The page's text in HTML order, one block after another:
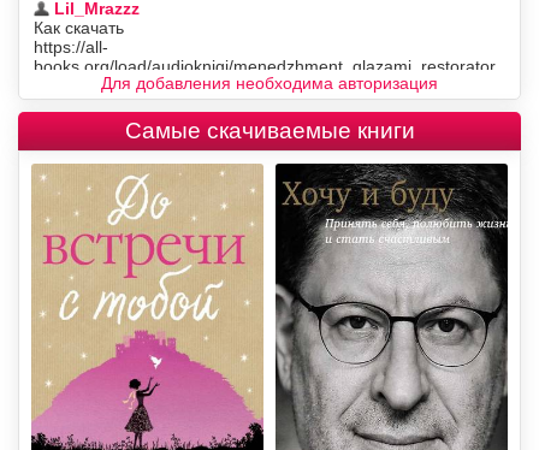
Для добавления необходима авторизация
Самые скачиваемые книги